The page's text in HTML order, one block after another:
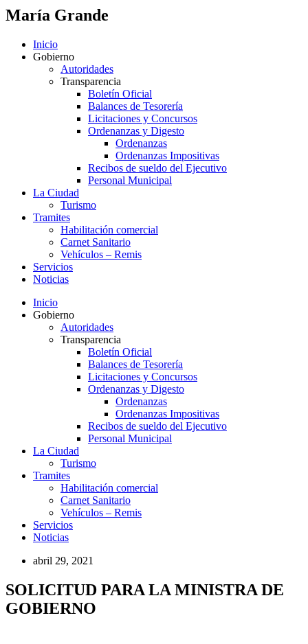
María Grande
Inicio
Gobierno
Autoridades
Transparencia
Boletín Oficial
Balances de Tesorería
Licitaciones y Concursos
Ordenanzas y Digesto
Ordenanzas
Ordenanzas Impositivas
Recibos de sueldo del Ejecutivo
Personal Municipal
La Ciudad
Turismo
Tramites
Habilitación comercial
Carnet Sanitario
Vehículos – Remis
Servicios
Noticias
Inicio
Gobierno
Autoridades
Transparencia
Boletín Oficial
Balances de Tesorería
Licitaciones y Concursos
Ordenanzas y Digesto
Ordenanzas
Ordenanzas Impositivas
Recibos de sueldo del Ejecutivo
Personal Municipal
La Ciudad
Turismo
Tramites
Habilitación comercial
Carnet Sanitario
Vehículos – Remis
Servicios
Noticias
abril 29, 2021
SOLICITUD PARA LA MINISTRA DE
GOBIERNO